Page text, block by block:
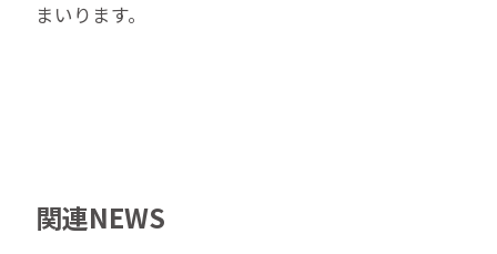
まいります。
関連NEWS